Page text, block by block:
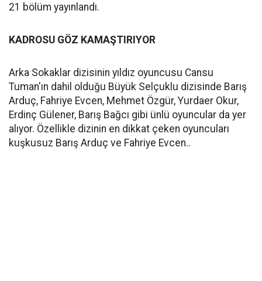
21 bölüm yayınlandı.
KADROSU GÖZ KAMAŞTIRIYOR
Arka Sokaklar dizisinin yıldız oyuncusu Cansu
Tuman'ın dahil olduğu Büyük Selçuklu dizisinde Barış
Arduç, Fahriye Evcen, Mehmet Özgür, Yurdaer Okur,
Erdinç Gülener, Barış Bağcı gibi ünlü oyuncular da yer
alıyor. Özellikle dizinin en dikkat çeken oyuncuları
kuşkusuz Barış Arduç ve Fahriye Evcen..